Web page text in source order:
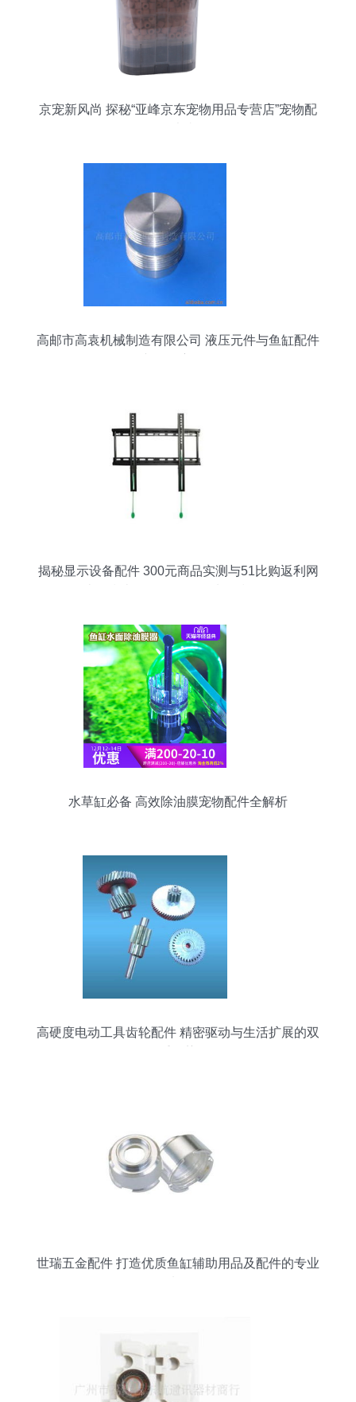
京宠新风尚 探秘“亚峰京东宠物用品专营店”宠物配
高邮市高袁机械制造有限公司 液压元件与鱼缸配件
揭秘显示设备配件 300元商品实测与51比购返利网
水草缸必备 高效除油膜宠物配件全解析
高硬度电动工具齿轮配件 精密驱动与生活扩展的双
世瑞五金配件 打造优质鱼缸辅助用品及配件的专业